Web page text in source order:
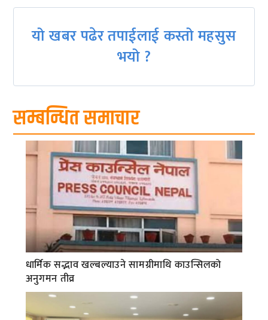
यो खबर पढेर तपाईलाई कस्तो महसुस
भयो ?
सम्बन्धित समाचार
धार्मिक सद्भाव खल्बल्याउने सामग्रीमाथि काउन्सिलको
अनुगमन तीव्र